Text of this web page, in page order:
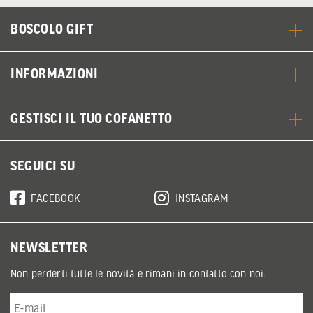
BOSCOLO GIFT
INFORMAZIONI
GESTISCI IL TUO COFANETTO
SEGUICI SU
FACEBOOK INSTAGRAM
NEWSLETTER
Non perderti tutte le novità e rimani in contatto con noi.